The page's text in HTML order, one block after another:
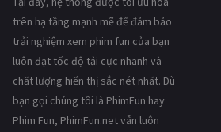
trên hạ tầng mạnh mẽ để đảm bảo
trải nghiệm xem phim fun của bạn
luôn đạt tốc độ tải cực nhanh và
chất lượng hiển thị sắc nét nhất. Dù
bạn gọi chúng tôi là PhimFun hay
Phim Fun, PhimFun.net vẫn luôn